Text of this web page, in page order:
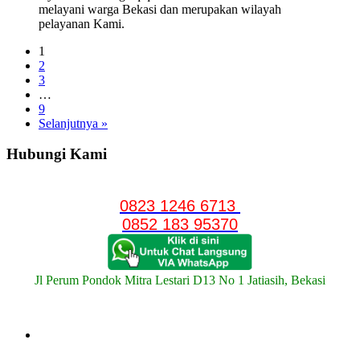
melayani warga Bekasi dan merupakan wilayah
pelayanan Kami.
1
2
3
…
9
Selanjutnya »
Hubungi Kami
0823 1246 6713
0852 183 95370
Jl Perum Pondok Mitra Lestari D13 No 1 Jatiasih, Bekasi